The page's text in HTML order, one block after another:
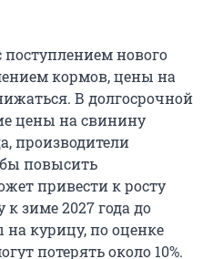
поступлением нового
кормов, цены на
В долгосрочной
цены на свинину
производители
повысить
привести к росту
зиме 2027 года до
курицу, по оценке
потерять около 10%.